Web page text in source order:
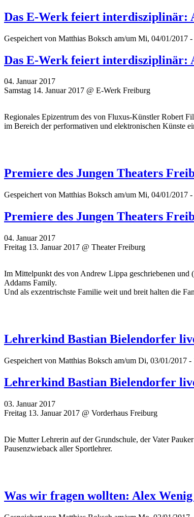
Das E-Werk feiert interdisziplinär:
Gespeichert von Matthias Boksch am/um Mi, 04/01/2017 -
Das E-Werk feiert interdisziplinär:
04. Januar 2017
Samstag 14. Januar 2017 @ E-Werk Freiburg
Regionales Epizentrum des von Fluxus-Künstler Robert
im Bereich der performativen und elektronischen Künste
Premiere des Jungen Theaters
Gespeichert von Matthias Boksch am/um Mi, 04/01/2017 -
Premiere des Jungen Theaters
04. Januar 2017
Freitag 13. Januar 2017 @ Theater Freiburg
Im Mittelpunkt des von Andrew Lippa geschriebenen und
Addams Family.
Und als exzentrischste Familie weit und breit halten die
Lehrerkind Bastian Bielendorfer
Gespeichert von Matthias Boksch am/um Di, 03/01/2017 -
Lehrerkind Bastian Bielendorfer
03. Januar 2017
Freitag 13. Januar 2017 @ Vorderhaus Freiburg
Die Mutter Lehrerin auf der Grundschule, der Vater
Pausenzwieback aller Sportlehrer.
Was wir fragen wollten: Alex